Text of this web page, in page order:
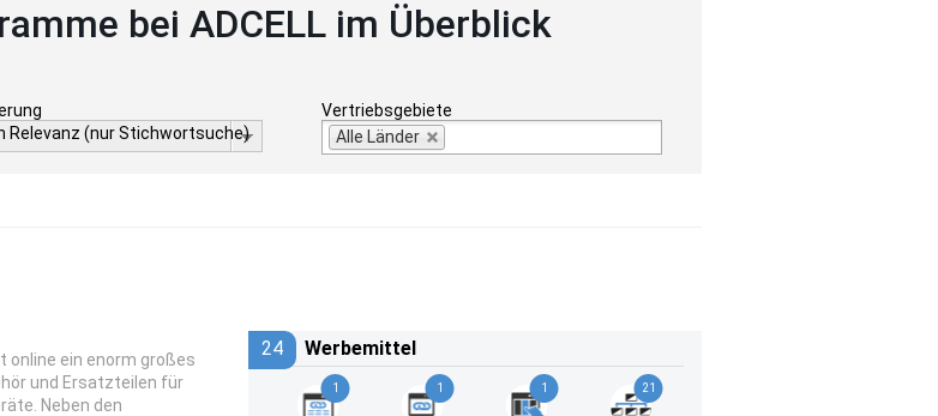
bei ADCELL im Überblick
Relevanz (nur Stichwortsuche)
Vertriebsgebiete
Alle Länder
online ein enorm großes
und Ersatzteilen für
Neben den
24 Werbemittel
1 1 1 21